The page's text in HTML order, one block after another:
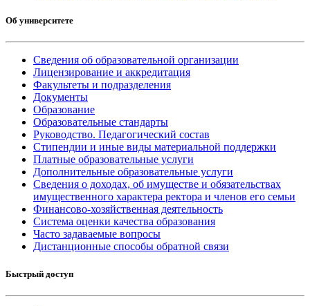
Об университете
Сведения об образовательной организации
Лицензирование и аккредитация
Факультеты и подразделения
Документы
Образование
Образовательные стандарты
Руководство. Педагогический состав
Стипендии и иные виды материальной поддержки
Платные образовательные услуги
Дополнительные образовательные услуги
Сведения о доходах, об имуществе и обязательствах
имущественного характера ректора и членов его семьи
Финансово-хозяйственная деятельность
Система оценки качества образования
Часто задаваемые вопросы
Дистанционные способы обратной связи
Быстрый доступ